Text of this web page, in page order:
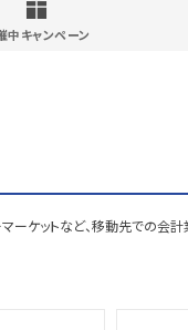
中キャンペーン
ーケットなど、移動先での会